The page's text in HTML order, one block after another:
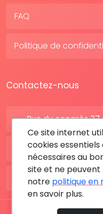
FAQ
Politique de
Contactez-nous
Rue du congrès 37
BE: +32 28080227
FR: +33 183642895
Ce site internet
cookies
nécessaires au
site et ne peuvent
notre politique en
en savoir plus.